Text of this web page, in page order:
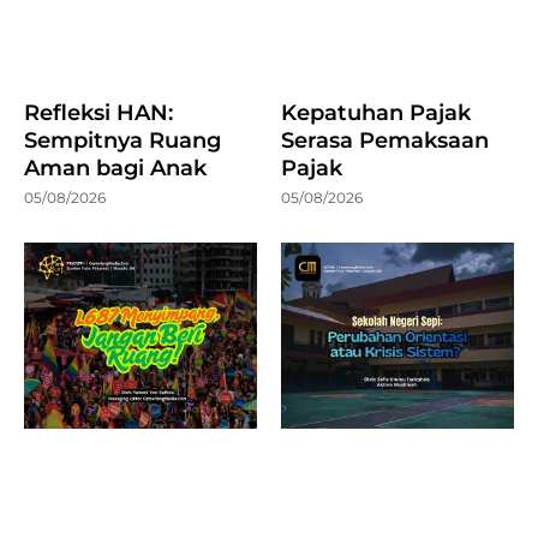
Refleksi HAN:
Sempitnya Ruang
Aman bagi Anak
05/08/2026
Kepatuhan Pajak
Serasa Pemaksaan
Pajak
05/08/2026